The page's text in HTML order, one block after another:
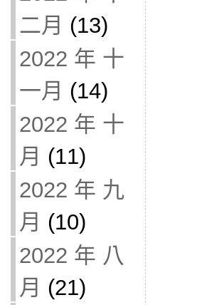
二月 (13)
2022 年 十
一月 (14)
2022 年 十
月 (11)
2022 年 九
月 (10)
2022 年 八
月 (21)